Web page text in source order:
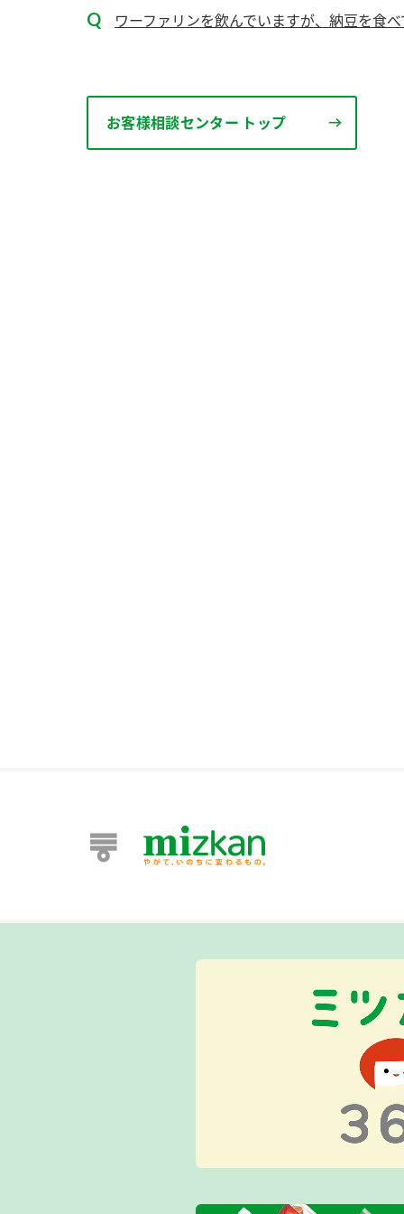
ワーファリンを飲んでいますが、納豆を食
お客様相談センター トップ